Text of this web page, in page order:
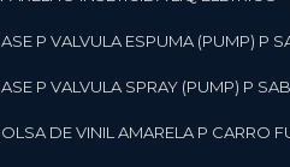
BASE P VALVULA ESPUMA (PUMP)
BASE P VALVULA SPRAY (PUMP) P
BOLSA DE VINIL AMARELA P CARRO